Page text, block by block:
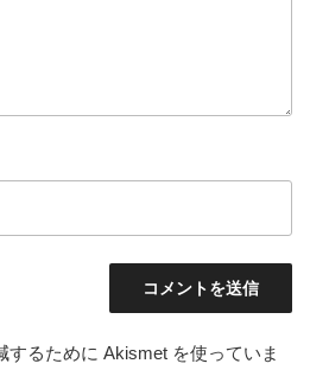
するために Akismet を使っていま